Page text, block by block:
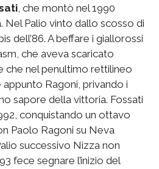
, che montò nel 1990
Nel Palio vinto dallo scosso di
dell’86. A beffare i giallorossi
che aveva scaricato
che nel penultimo rettilineo
appunto Ragoni, privando i
sapore della vittoria. Fossati
conquistando un ottavo
Paolo Ragoni su Neva
successivo Nizza non
fece segnare l’inizio del